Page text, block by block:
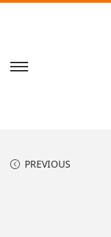
PREVIOUS